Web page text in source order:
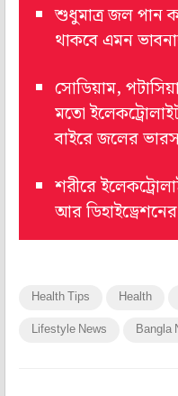
শুধুমাত্র জল পান
থাকবে এমন
সোডিয়াম,
মতো
বাইরে জলের
শরীরে
আর
Health Tips Health
Lifestyle News Bangla